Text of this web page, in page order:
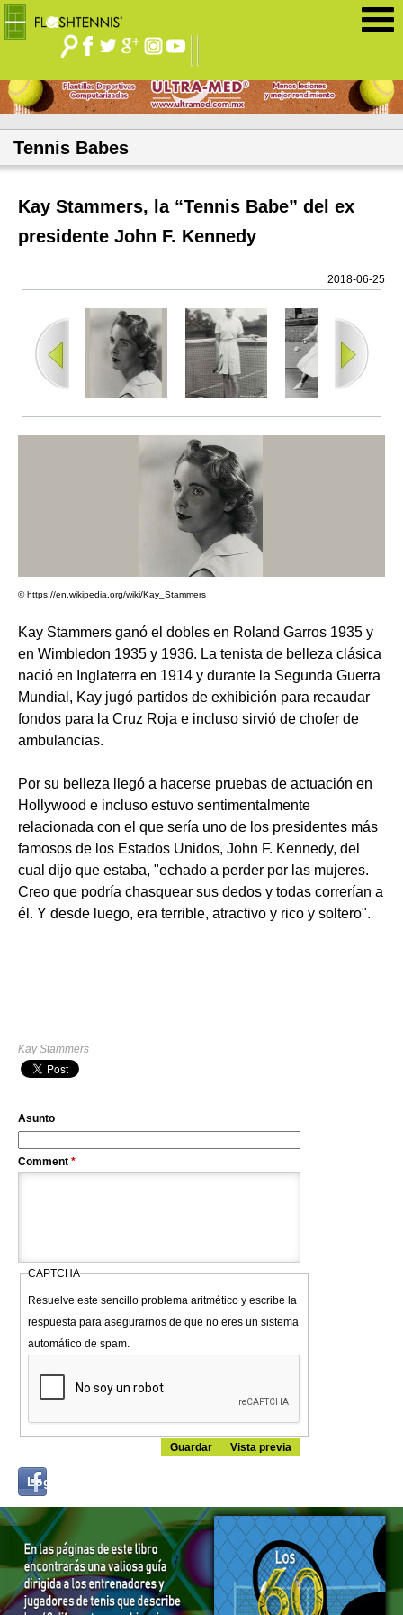
Tennis Babes
Kay Stammers, la “Tennis Babe” del ex
presidente John F. Kennedy
2018-06-25
© https://en.wikipedia.org/wiki/Kay_Stammers
Kay Stammers ganó el dobles en Roland Garros 1935 y
en Wimbledon 1935 y 1936. La tenista de belleza clásica
nació en Inglaterra en 1914 y durante la Segunda Guerra
Mundial, Kay jugó partidos de exhibición para recaudar
fondos para la Cruz Roja e incluso sirvió de chofer de
ambulancias.
Por su belleza llegó a hacerse pruebas de actuación en
Hollywood e incluso estuvo sentimentalmente
relacionada con el que sería uno de los presidentes más
famosos de los Estados Unidos, John F. Kennedy, del
cual dijo que estaba, "echado a perder por las mujeres.
Creo que podría chasquear sus dedos y todas correrían a
él. Y desde luego, era terrible, atractivo y rico y soltero".
Kay Stammers
Asunto
Comment *
CAPTCHA
Resuelve este sencillo problema aritmético y escribe la
respuesta para asegurarnos de que no eres un sistema
automático de spam.
Log in with...